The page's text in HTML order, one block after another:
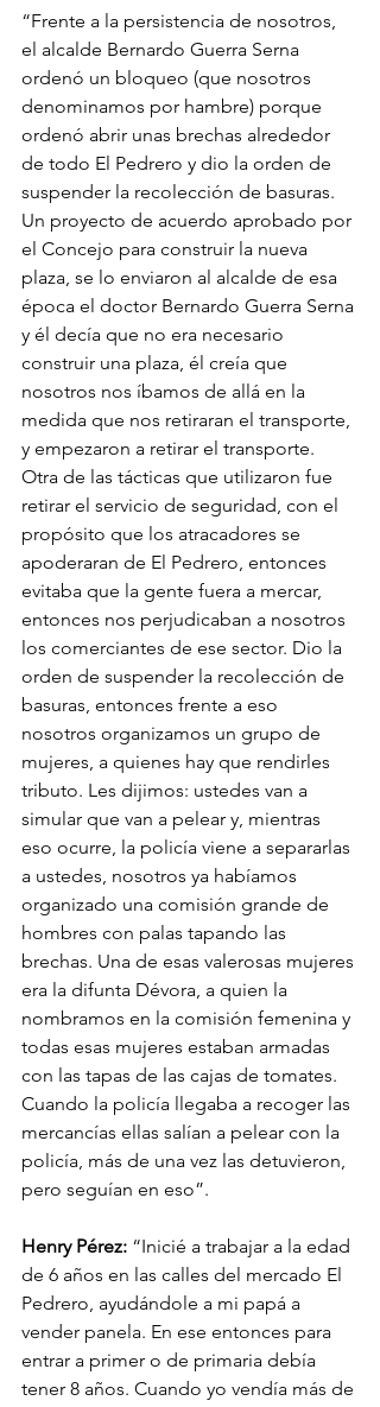
“Frente a la persistencia de nosotros,
el alcalde Bernardo Guerra Serna
ordenó un bloqueo (que nosotros
denominamos por hambre) porque
ordenó abrir unas brechas alrededor
de todo El Pedrero y dio la orden de
suspender la recolección de basuras.
Un proyecto de acuerdo aprobado por
el Concejo para construir la nueva
plaza, se lo enviaron al alcalde de esa
época el doctor Bernardo Guerra Serna
y él decía que no era necesario
construir una plaza, él creía que
nosotros nos íbamos de allá en la
medida que nos retiraran el transporte,
y empezaron a retirar el transporte.
Otra de las tácticas que utilizaron fue
retirar el servicio de seguridad, con el
propósito que los atracadores se
apoderaran de El Pedrero, entonces
evitaba que la gente fuera a mercar,
entonces nos perjudicaban a nosotros
los comerciantes de ese sector. Dio la
orden de suspender la recolección de
basuras, entonces frente a eso
nosotros organizamos un grupo de
mujeres, a quienes hay que rendirles
tributo. Les dijimos: ustedes van a
simular que van a pelear y, mientras
eso ocurre, la policía viene a separarlas
a ustedes, nosotros ya habíamos
organizado una comisión grande de
hombres con palas tapando las
brechas. Una de esas valerosas mujeres
era la difunta Dévora, a quien la
nombramos en la comisión femenina y
todas esas mujeres estaban armadas
con las tapas de las cajas de tomates.
Cuando la policía llegaba a recoger las
mercancías ellas salían a pelear con la
policía, más de una vez las detuvieron,
pero seguían en eso”.
Henry Pérez: “Inicié a trabajar a la edad
de 6 años en las calles del mercado El
Pedrero, ayudándole a mi papá a
vender panela. En ese entonces para
entrar a primer o de primaria debía
tener 8 años. Cuando yo vendía más de